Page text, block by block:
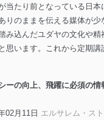
ジメントシステムの継続
査及びマネジメントレビュ
保護マネジメントシステム
の状態を維持します。
及び当社の個人情報保護マ
当たり前となっている日本
りのままを伝える媒体が少
み込んだユダヤの文化や精
思います。これから定期講
ーの向上、飛躍に必須の情
02月11日 エルサレム・ス